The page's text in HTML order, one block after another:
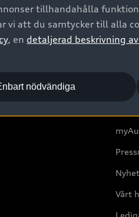
Om
Vårt
tillhandahålla
vi att du samtycker till alla
, en detaljerad beskrivning
nödvändiga